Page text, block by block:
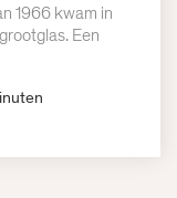
1966 kwam in
Een